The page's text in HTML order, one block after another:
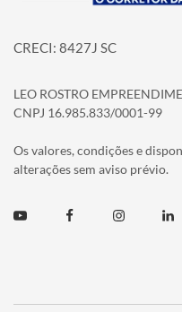
CRECI: 8427J SC
LEO ROSTRO
CNPJ 16.985.833/0001-99
Os valores, condições e
alterações sem aviso prévio.
Youtube FacebookInstagram